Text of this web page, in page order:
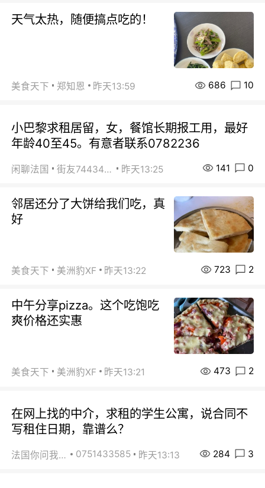
天气太热，随便搞点吃的！
美食天下 郑知恩 昨天13:59 686 10
小巴黎求租居留，女，餐馆长期报工用，最好
年龄40至45。有意者联系0782236
闲聊法国 街友74434350 昨天13:25 141 0
邻居还分了大饼给我们吃，真
好
美食天下 美洲豹XF 昨天13:22 723 2
中午分享pizza。这个吃饱吃
爽价格还实惠
美食天下 美洲豹XF 昨天13:21 473 2
在网上找的中介，求租的学生公寓，说合同不
写租住日期，靠谱么？
法国你问我答 0751433585 昨天13:13 284 3